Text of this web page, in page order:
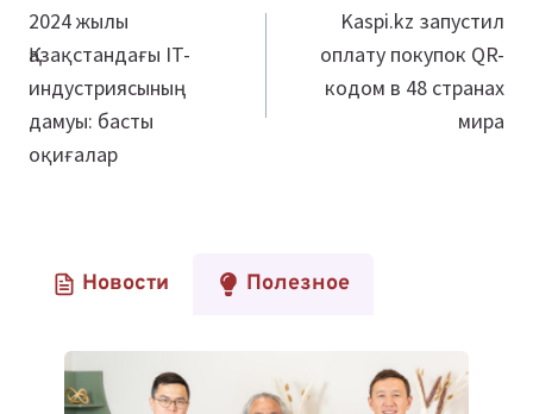
по
записям
2024 жылы
Қазақстандағы IT-
индустриясының
дамуы: басты
оқиғалар
Kaspi.kz запустил
оплату покупок QR-
кодом в 48 странах
мира
Новости Полезное